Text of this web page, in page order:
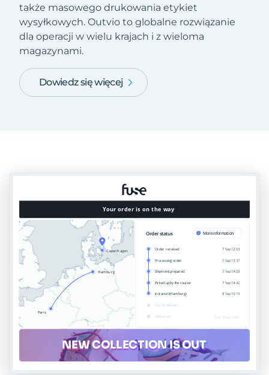
także masowego drukowania etykiet
wysyłkowych. Outvio to globalne rozwiązanie
dla operacji w wielu krajach i z wieloma
magazynami.
Dowiedz się więcej